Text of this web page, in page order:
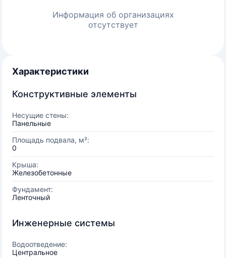
Информация об организациях
отсутствует
Характеристики
Конструктивные элементы
Несущие стены:
Панельные
Площадь подвала, м²:
0
Крыша:
Железобетонные
Фундамент:
Ленточный
Инженерные системы
Водоотведение:
Центральное